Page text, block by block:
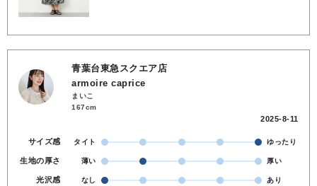
身幅 53cm ★袖丈 31cm ●裏地/インナー なし ●ポケット あり ●お洗
青葉台東急スクエア店
armoire caprice
まいこ
167cm
2025-8-11
サイズ感 タイト ゆったり
生地の厚さ 薄い 厚い
光沢感 なし あり